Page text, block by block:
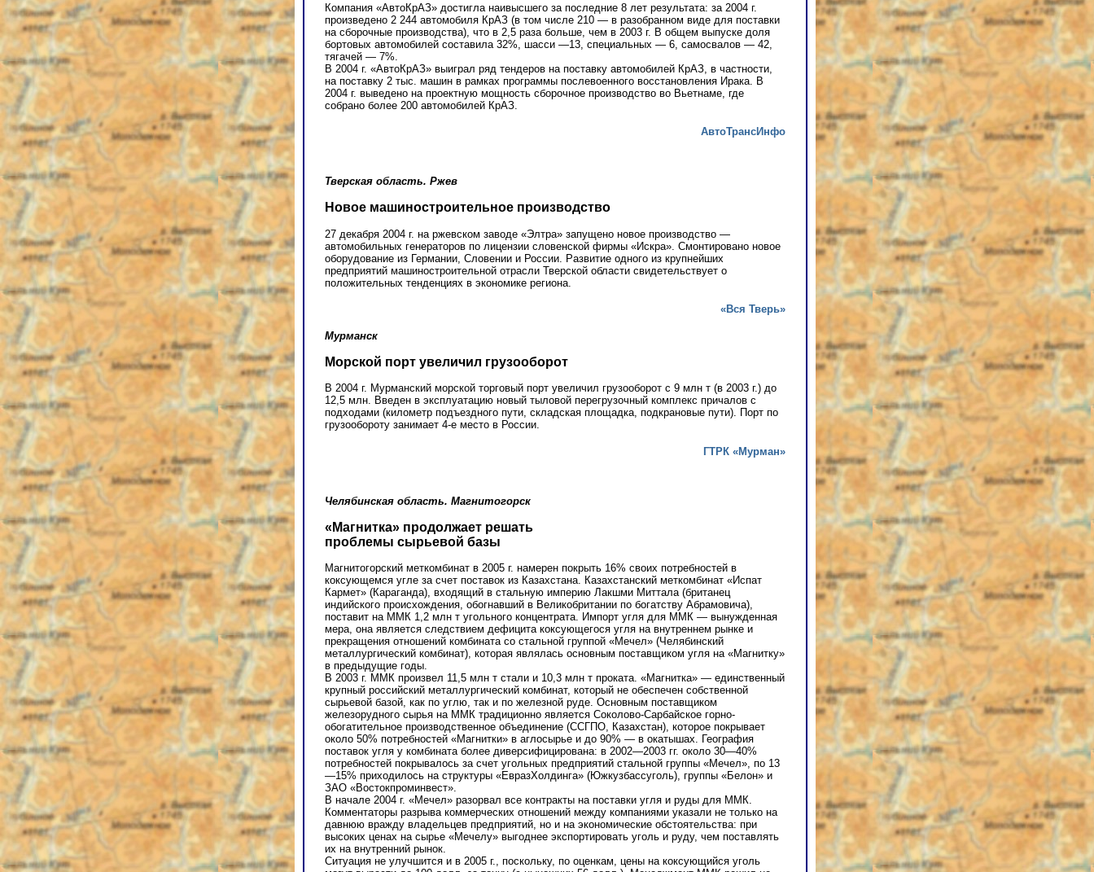
Компания «АвтоКрАЗ» достигла наивысшего за последние 8 лет результата: за 2004 г.
произведено 2 244 автомобиля КрАЗ (в том числе 210 — в разобранном виде для поставки
на сборочные производства), что в 2,5 раза больше, чем в 2003 г. В общем выпуске доля
бортовых автомобилей составила 32%, шасси —13, специальных — 6, самосвалов — 42,
тягачей — 7%.
В 2004 г. «АвтоКрАЗ» выиграл ряд тендеров на поставку автомобилей КрАЗ, в частности,
на поставку 2 тыс. машин в рамках программы послевоенного восстановления Ирака. В
2004 г. выведено на проектную мощность сборочное производство во Вьетнаме, где
собрано более 200 автомобилей КрАЗ.
АвтоТрансИнфо
Тверская область. Ржев
Новое машиностроительное производство
27 декабря 2004 г. на ржевском заводе «Элтра» запущено новое производство —
автомобильных генераторов по лицензии словенской фирмы «Искра». Смонтировано новое
оборудование из Германии, Словении и России. Развитие одного из крупнейших
предприятий машиностроительной отрасли Тверской области свидетельствует о
положительных тенденциях в экономике региона.
«Вся Тверь»
Мурманск
Морской порт увеличил грузооборот
В 2004 г. Мурманский морской торговый порт увеличил грузооборот с 9 млн т (в 2003 г.) до
12,5 млн. Введен в эксплуатацию новый тыловой перегрузочный комплекс причалов с
подходами (километр подъездного пути, складская площадка, подкрановые пути). Порт по
грузообороту занимает 4-е место в России.
ГТРК «Мурман»
Челябинская область. Магнитогорск
«Магнитка» продолжает решать
проблемы сырьевой базы
Магнитогорский меткомбинат в 2005 г. намерен покрыть 16% своих потребностей в
коксующемся угле за счет поставок из Казахстана. Казахстанский меткомбинат «Испат
Кармет» (Караганда), входящий в стальную империю Лакшми Миттала (британец
индийского происхождения, обогнавший в Великобритании по богатству Абрамовича),
поставит на ММК 1,2 млн т угольного концентрата. Импорт угля для ММК — вынужденная
мера, она является следствием дефицита коксующегося угля на внутреннем рынке и
прекращения отношений комбината со стальной группой «Мечел» (Челябинский
металлургический комбинат), которая являлась основным поставщиком угля на «Магнитку»
в предыдущие годы.
В 2003 г. ММК произвел 11,5 млн т стали и 10,3 млн т проката. «Магнитка» — единственный
крупный российский металлургический комбинат, который не обеспечен собственной
сырьевой базой, как по углю, так и по железной руде. Основным поставщиком
железорудного сырья на ММК традиционно является Соколово-Сарбайское горно-
обогатительное производственное объединение (ССГПО, Казахстан), которое покрывает
около 50% потребностей «Магнитки» в аглосырье и до 90% — в окатышах. География
поставок угля у комбината более диверсифицирована: в 2002—2003 гг. около 30—40%
потребностей покрывалось за счет угольных предприятий стальной группы «Мечел», по 13
—15% приходилось на структуры «ЕвразХолдинга» (Южкузбассуголь), группы «Белон» и
ЗАО «Востокпроминвест».
В начале 2004 г. «Мечел» разорвал все контракты на поставки угля и руды для ММК.
Комментаторы разрыва коммерческих отношений между компаниями указали не только на
давнюю вражду владельцев предприятий, но и на экономические обстоятельства: при
высоких ценах на сырье «Мечелу» выгоднее экспортировать уголь и руду, чем поставлять
их на внутренний рынок.
Ситуация не улучшится и в 2005 г., поскольку, по оценкам, цены на коксующийся уголь